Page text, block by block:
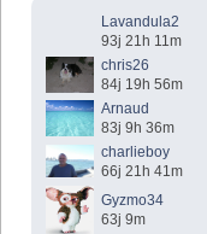
Lavandula2
93j 21h 11m
chris26
84j 19h 56m
Arnaud
83j 9h 36m
charlieboy
66j 21h 41m
Gyzmo34
63j 9m